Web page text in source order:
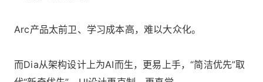
Arc产品太前卫、学习成本高，难以大众化。
而Dia从架构设计上为AI而生，更易上手，“简洁优先”取